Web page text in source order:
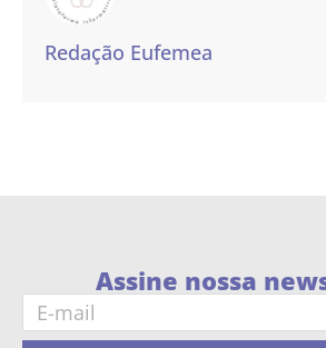
Redação Eufemea
Assine nossa